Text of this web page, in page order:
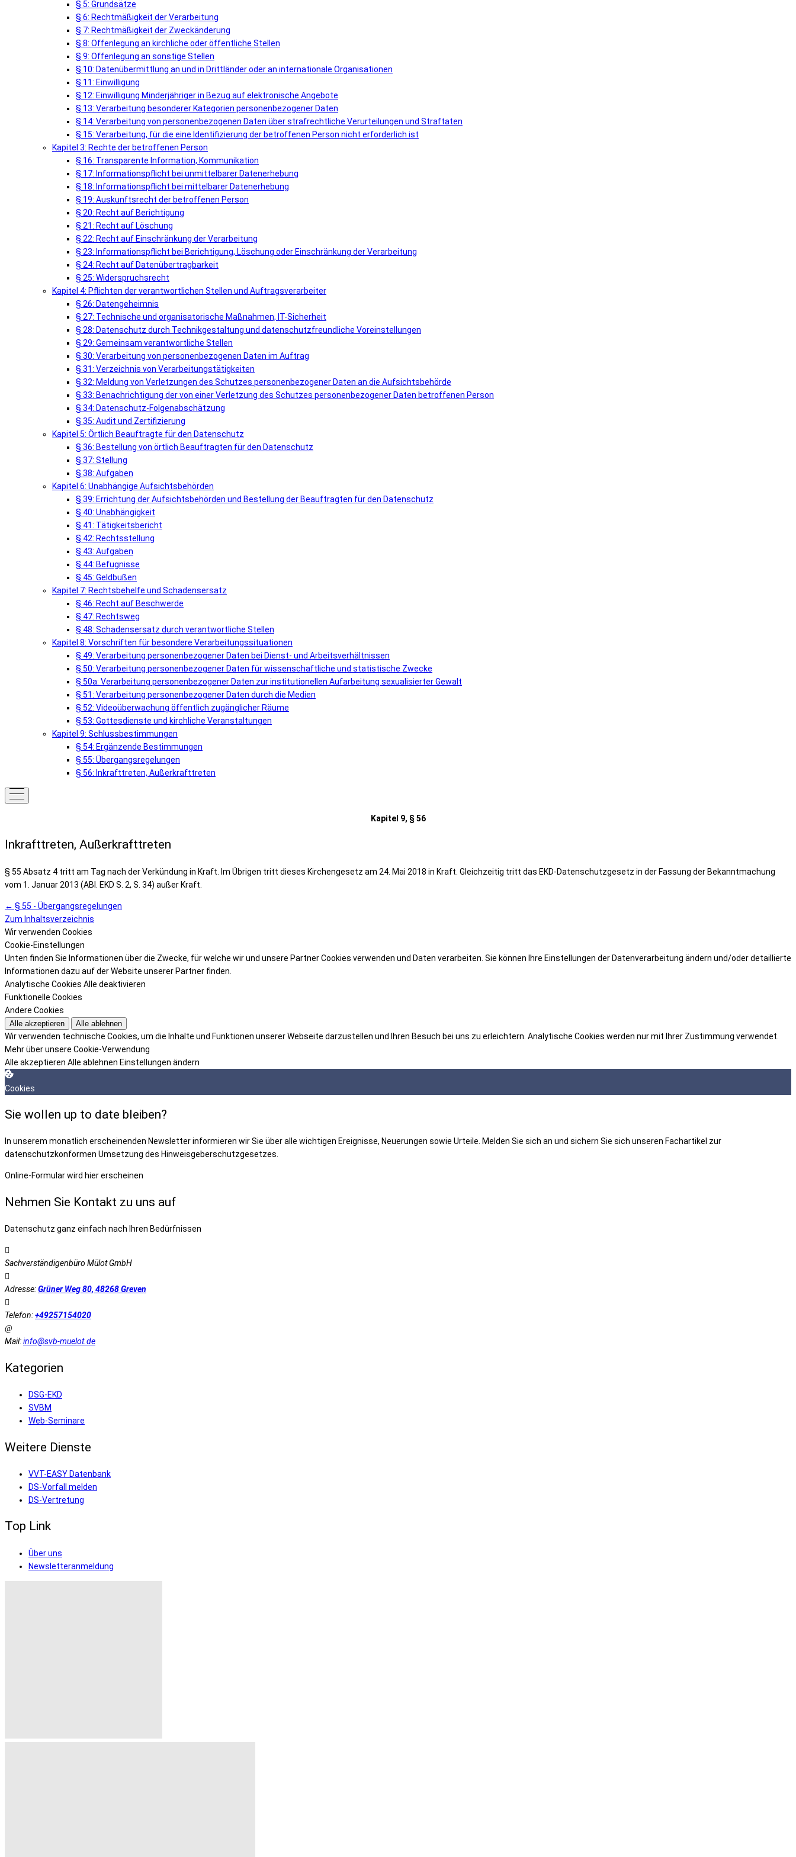
§ 5: Grundsätze
§ 6: Rechtmäßigkeit der Verarbeitung
§ 7: Rechtmäßigkeit der Zweckänderung
§ 8: Offenlegung an kirchliche oder öffentliche Stellen
§ 9: Offenlegung an sonstige Stellen
§ 10: Datenübermittlung an und in Drittländer oder an internationale Organisationen
§ 11: Einwilligung
§ 12: Einwilligung Minderjähriger in Bezug auf elektronische Angebote
§ 13: Verarbeitung besonderer Kategorien personenbezogener Daten
§ 14: Verarbeitung von personenbezogenen Daten über strafrechtliche Verurteilungen und Straftaten
§ 15: Verarbeitung, für die eine Identifizierung der betroffenen Person nicht erforderlich ist
Kapitel 3: Rechte der betroffenen Person
§ 16: Transparente Information, Kommunikation
§ 17: Informationspflicht bei unmittelbarer Datenerhebung
§ 18: Informationspflicht bei mittelbarer Datenerhebung
§ 19: Auskunftsrecht der betroffenen Person
§ 20: Recht auf Berichtigung
§ 21: Recht auf Löschung
§ 22: Recht auf Einschränkung der Verarbeitung
§ 23: Informationspflicht bei Berichtigung, Löschung oder Einschränkung der Verarbeitung
§ 24: Recht auf Datenübertragbarkeit
§ 25: Widerspruchsrecht
Kapitel 4: Pflichten der verantwortlichen Stellen und Auftragsverarbeiter
§ 26: Datengeheimnis
§ 27: Technische und organisatorische Maßnahmen, IT-Sicherheit
§ 28: Datenschutz durch Technikgestaltung und datenschutzfreundliche Voreinstellungen
§ 29: Gemeinsam verantwortliche Stellen
§ 30: Verarbeitung von personenbezogenen Daten im Auftrag
§ 31: Verzeichnis von Verarbeitungstätigkeiten
§ 32: Meldung von Verletzungen des Schutzes personenbezogener Daten an die Aufsichtsbehörde
§ 33: Benachrichtigung der von einer Verletzung des Schutzes personenbezogener Daten betroffenen Person
§ 34: Datenschutz-Folgenabschätzung
§ 35: Audit und Zertifizierung
Kapitel 5: Örtlich Beauftragte für den Datenschutz
§ 36: Bestellung von örtlich Beauftragten für den Datenschutz
§ 37: Stellung
§ 38: Aufgaben
Kapitel 6: Unabhängige Aufsichtsbehörden
§ 39: Errichtung der Aufsichtsbehörden und Bestellung der Beauftragten für den Datenschutz
§ 40: Unabhängigkeit
§ 41: Tätigkeitsbericht
§ 42: Rechtsstellung
§ 43: Aufgaben
§ 44: Befugnisse
§ 45: Geldbußen
Kapitel 7: Rechtsbehelfe und Schadensersatz
§ 46: Recht auf Beschwerde
§ 47: Rechtsweg
§ 48: Schadensersatz durch verantwortliche Stellen
Kapitel 8: Vorschriften für besondere Verarbeitungssituationen
§ 49: Verarbeitung personenbezogener Daten bei Dienst- und Arbeitsverhältnissen
§ 50: Verarbeitung personenbezogener Daten für wissenschaftliche und statistische Zwecke
§ 50a: Verarbeitung personenbezogener Daten zur institutionellen Aufarbeitung sexualisierter Gewalt
§ 51: Verarbeitung personenbezogener Daten durch die Medien
§ 52: Videoüberwachung öffentlich zugänglicher Räume
§ 53: Gottesdienste und kirchliche Veranstaltungen
Kapitel 9: Schlussbestimmungen
§ 54: Ergänzende Bestimmungen
§ 55: Übergangsregelungen
§ 56: Inkrafttreten, Außerkrafttreten
Kapitel 9, § 56
Inkrafttreten, Außerkrafttreten
§ 55 Absatz 4 tritt am Tag nach der Verkündung in Kraft. Im Übrigen tritt dieses Kirchengesetz am 24. Mai 2018 in Kraft. Gleichzeitig tritt das EKD-Datenschutzgesetz in der Fassung der Bekanntmachung
vom 1. Januar 2013 (ABl. EKD S. 2, S. 34) außer Kraft.
← § 55 - Übergangsregelungen
Zum Inhaltsverzeichnis
Wir verwenden Cookies
Cookie-Einstellungen
Unten finden Sie Informationen über die Zwecke, für welche wir und unsere Partner Cookies verwenden und Daten verarbeiten. Sie können Ihre Einstellungen der Datenverarbeitung ändern und/oder detaillierte
Informationen dazu auf der Website unserer Partner finden.
Analytische Cookies Alle deaktivieren
Funktionelle Cookies
Andere Cookies
Alle akzeptieren Alle ablehnen
Wir verwenden technische Cookies, um die Inhalte und Funktionen unserer Webseite darzustellen und Ihren Besuch bei uns zu erleichtern. Analytische Cookies werden nur mit Ihrer Zustimmung verwendet.
Mehr über unsere Cookie-Verwendung
Alle akzeptieren Alle ablehnen Einstellungen ändern
Cookies
Sie wollen up to date bleiben?
In unserem monatlich erscheinenden Newsletter informieren wir Sie über alle wichtigen Ereignisse, Neuerungen sowie Urteile. Melden Sie sich an und sichern Sie sich unseren Fachartikel zur
datenschutzkonformen Umsetzung des Hinweisgeberschutzgesetzes.
Online-Formular wird hier erscheinen
Nehmen Sie Kontakt zu uns auf
Datenschutz ganz einfach nach Ihren Bedürfnissen
Sachverständigenbüro Mülot GmbH
Adresse:Grüner Weg 80, 48268 Greven
Telefon:+49257154020
Mail:info@svb-muelot.de
Kategorien
DSG-EKD
SVBM
Web-Seminare
Weitere Dienste
VVT-EASY Datenbank
DS-Vorfall melden
DS-Vertretung
Top Link
Über uns
Newsletteranmeldung